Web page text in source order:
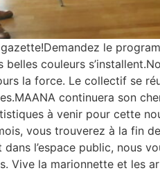
le
belles couleurs
la force. Le collectif se
continuera son
à venir pour cette
vous trouverez à la fin
l’espace public, nous
Vive la marionnette et les